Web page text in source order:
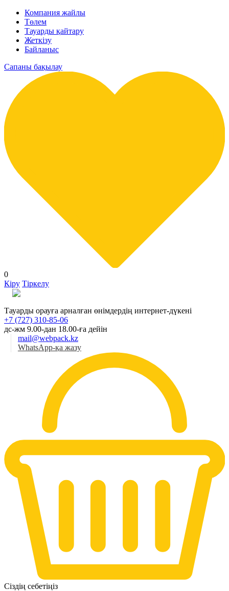
Компания жайлы
Төлем
Тауарды қайтару
Жеткізу
Байланыс
Сапаны бақылау
0
Кіру Тіркелу
Тауарды орауға арналған өнімдердің интернет-дүкені
+7 (727) 310-85-06
дс-жм 9.00-дан 18.00-ға дейін
mail@webpack.kz
WhatsApp-қа жазу
Сіздің себетіңіз